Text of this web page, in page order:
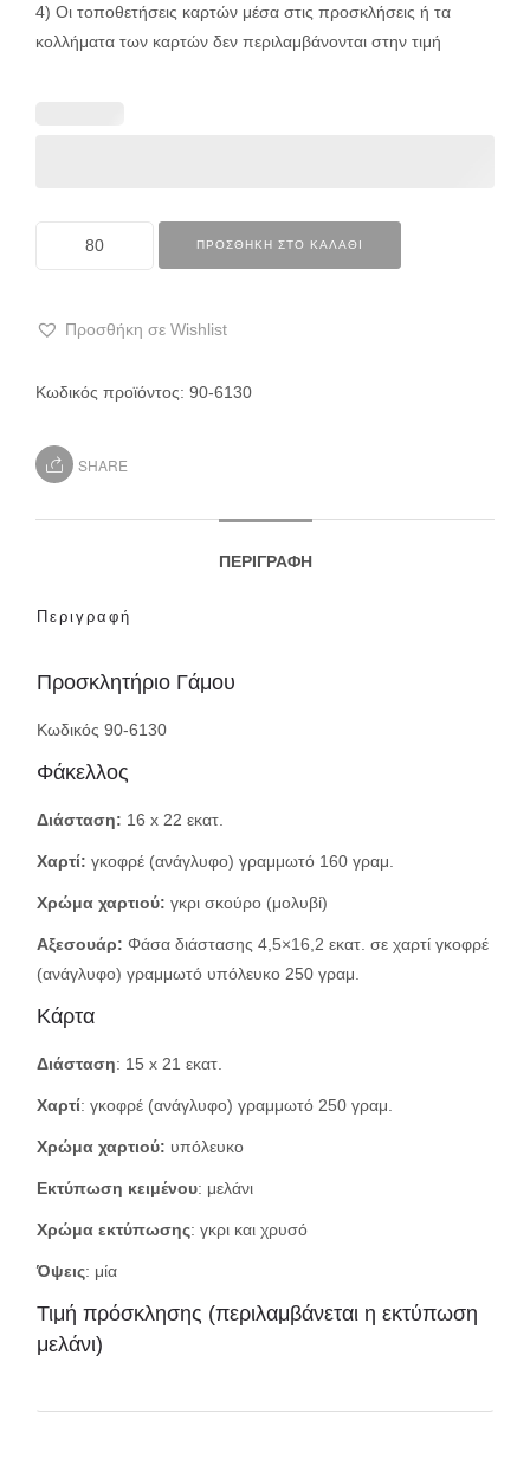
4) Οι τοποθετήσεις καρτών μέσα στις προσκλήσεις ή τα
κολλήματα των καρτών δεν περιλαμβάνονται στην τιμή
ΠΡΟΣΘΉΚΗ ΣΤΟ ΚΑΛΆΘΙ
Προσθήκη σε Wishlist
Κωδικός προϊόντος: 90-6130
SHARE
ΠΕΡΙΓΡΑΦΉ
Περιγραφή
Προσκλητήριο Γάμου
Κωδικός 90-6130
Φάκελλος
Διάσταση: 16 x 22 εκατ.
Χαρτί: γκοφρέ (ανάγλυφο) γραμμωτό 160 γραμ.
Χρώμα χαρτιού: γκρι σκούρο (μολυβί)
Αξεσουάρ: Φάσα διάστασης 4,5×16,2 εκατ. σε χαρτί γκοφρέ
(ανάγλυφο) γραμμωτό υπόλευκο 250 γραμ.
Κάρτα
Διάσταση: 15 x 21 εκατ.
Χαρτί: γκοφρέ (ανάγλυφο) γραμμωτό 250 γραμ.
Χρώμα χαρτιού: υπόλευκο
Εκτύπωση κειμένου: μελάνι
Χρώμα εκτύπωσης: γκρι και χρυσό
Όψεις: μία
Τιμή πρόσκλησης (περιλαμβάνεται η εκτύπωση
μελάνι)